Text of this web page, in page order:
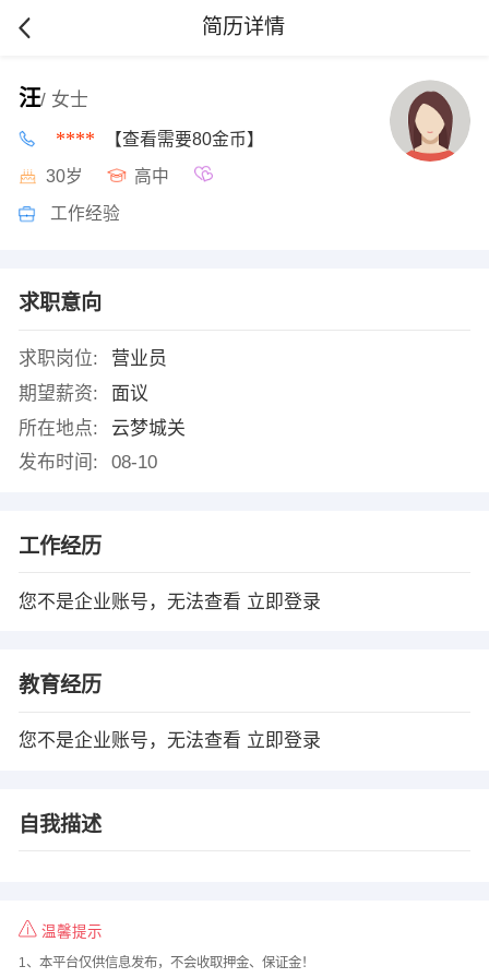
简历详情
汪/ 女士
**** 【查看需要80金币】
30岁 高中
工作经验
求职意向
求职岗位:
营业员
期望薪资:
面议
所在地点:
云梦城关
发布时间:
08-10
工作经历
您不是企业账号，无法查看 立即登录
教育经历
您不是企业账号，无法查看 立即登录
自我描述
温馨提示
1、本平台仅供信息发布，不会收取押金、保证金！